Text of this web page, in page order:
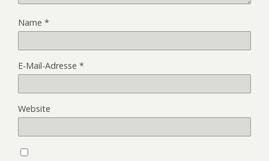
Name *
E-Mail-Adresse *
Website